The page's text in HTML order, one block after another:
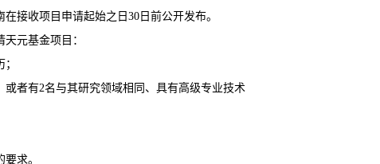
接收项目申请起始之日30日前公开发布。
元基金项目：
或者有2名与其研究领域相同、具有高级专业技术
求。